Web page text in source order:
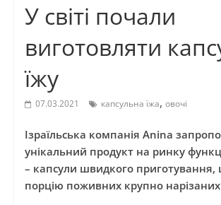
У світі почали
виготовляти
їжу
07.03.2021 капсульна їжа, овочі
Ізраїльська компанія Anina
унікальний продукт на ринку
– капсули швидкого приготування,
порцію поживних крупно нарізаних